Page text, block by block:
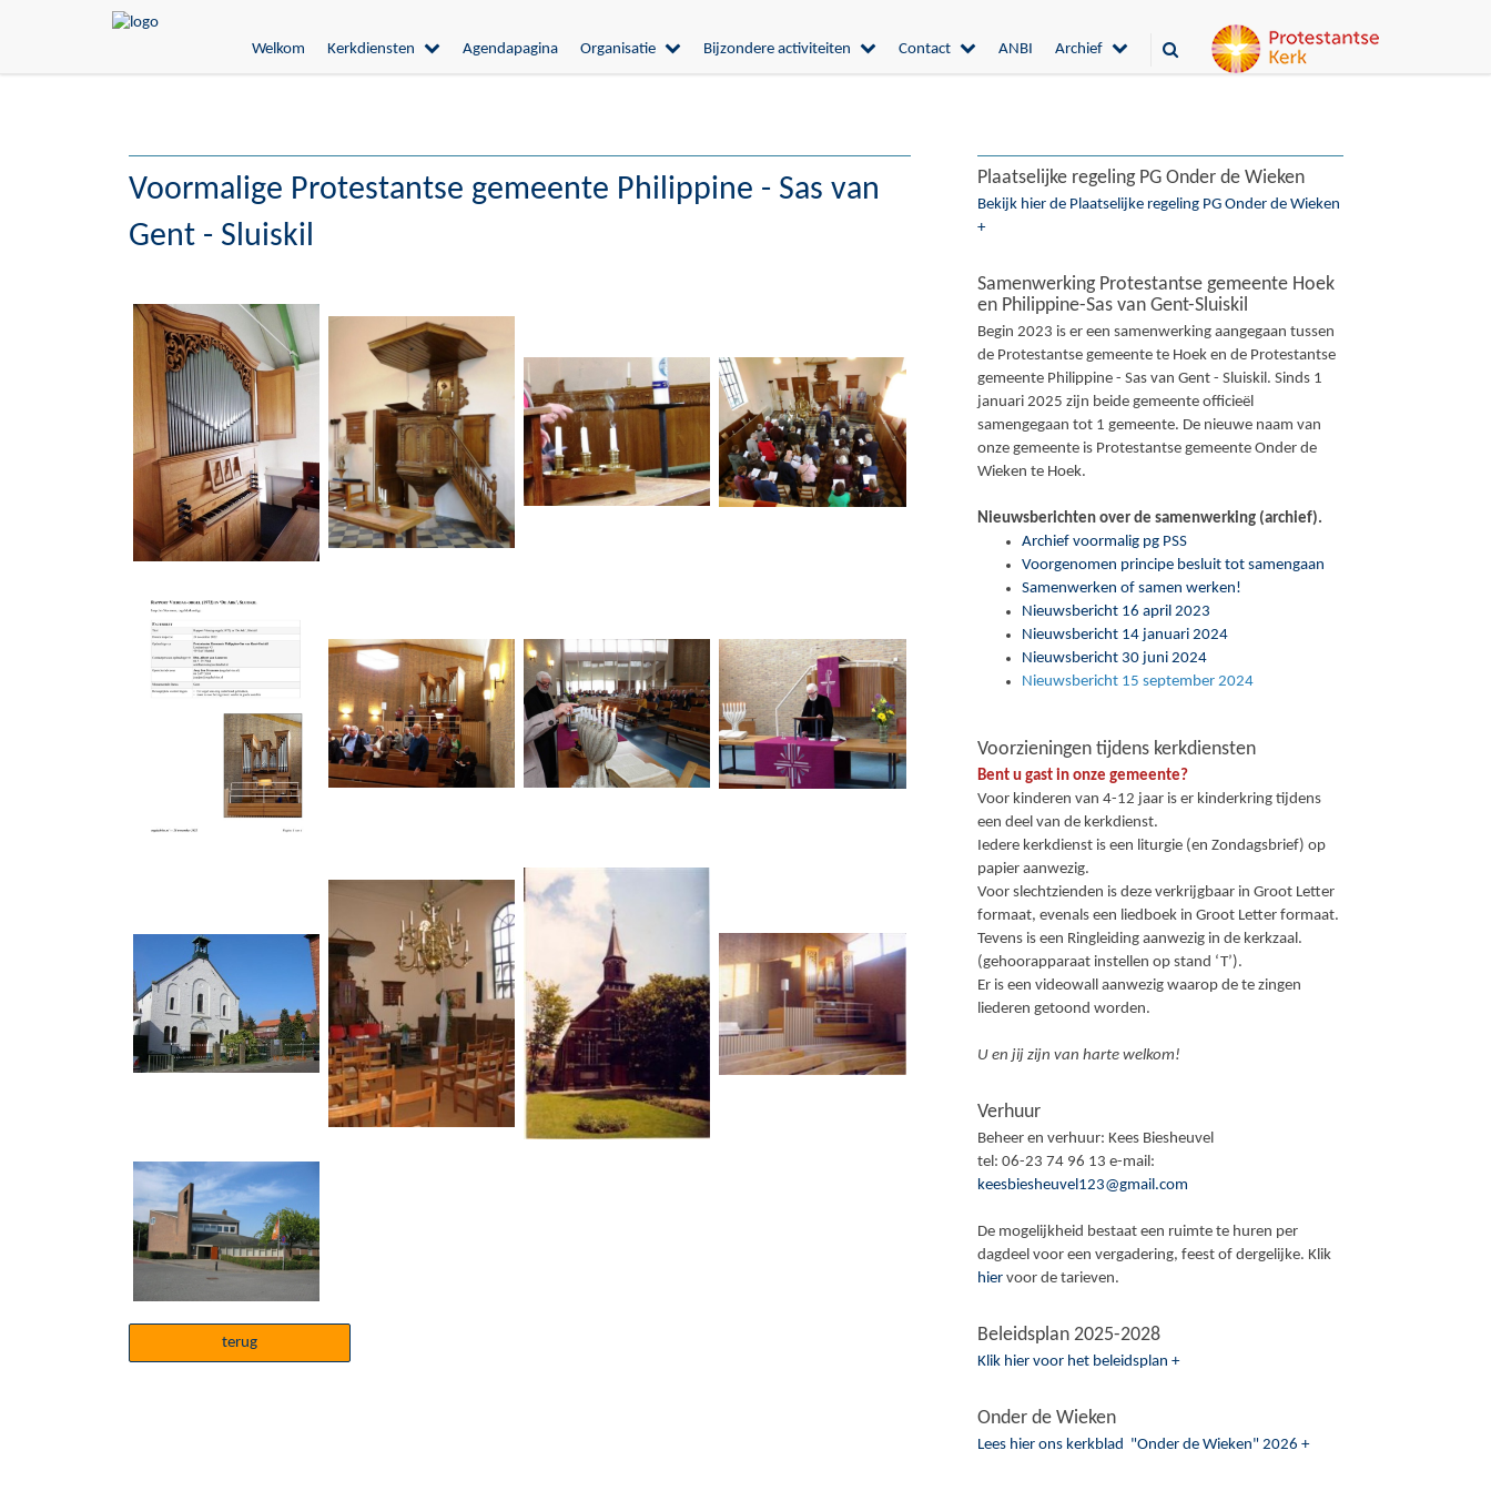
Welkom Kerkdiensten Agendapagina Organisatie Bijzondere activiteiten Contact ANBI Archief
Voormalige Protestantse gemeente Philippine - Sas van
Gent - Sluiskil
terug
Plaatselijke regeling PG Onder de Wieken
Bekijk hier de Plaatselijke regeling PG Onder de Wieken
+
Samenwerking Protestantse gemeente Hoek
en Philippine-Sas van Gent-Sluiskil
Begin 2023 is er een samenwerking aangegaan tussen
de Protestantse gemeente te Hoek en de Protestantse
gemeente Philippine - Sas van Gent - Sluiskil. Sinds 1
januari 2025 zijn beide gemeente officieël
samengegaan tot 1 gemeente. De nieuwe naam van
onze gemeente is Protestantse gemeente Onder de
Wieken te Hoek.
Nieuwsberichten over de samenwerking (archief).
Archief voormalig pg PSS
Voorgenomen principe besluit tot samengaan
Samenwerken of samen werken!
Nieuwsbericht 16 april 2023
Nieuwsbericht 14 januari 2024
Nieuwsbericht 30 juni 2024
Nieuwsbericht 15 september 2024
Voorzieningen tijdens kerkdiensten
Bent u gast in onze gemeente?
Voor kinderen van 4-12 jaar is er kinderkring tijdens
een deel van de kerkdienst.
Iedere kerkdienst is een liturgie (en Zondagsbrief) op
papier aanwezig.
Voor slechtzienden is deze verkrijgbaar in Groot Letter
formaat, evenals een liedboek in Groot Letter formaat.
Tevens is een Ringleiding aanwezig in de kerkzaal.
(gehoorapparaat instellen op stand ‘T’).
Er is een videowall aanwezig waarop de te zingen
liederen getoond worden.
U en jij zijn van harte welkom!
Verhuur
Beheer en verhuur: Kees Biesheuvel
tel: 06-23 74 96 13 e-mail:
keesbiesheuvel123@gmail.com
De mogelijkheid bestaat een ruimte te huren per
dagdeel voor een vergadering, feest of dergelijke. Klik
hier voor de tarieven.
Beleidsplan 2025-2028
Klik hier voor het beleidsplan +
Onder de Wieken
Lees hier ons kerkblad "Onder de Wieken" 2026 +